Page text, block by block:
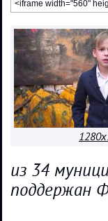
из 34
поддержан